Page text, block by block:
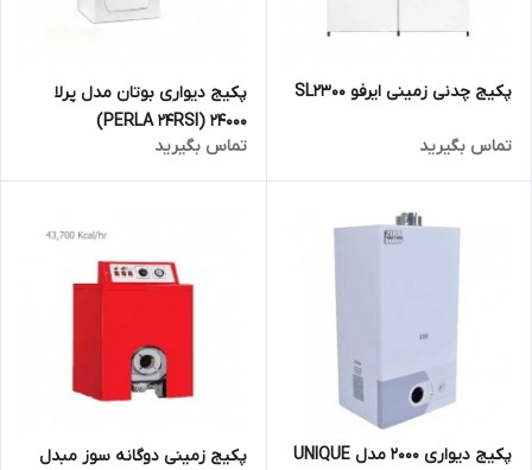
پکیج چدنی زمینی ایرفو SL2300
تماس بگیرید
پکیج دیواری بوتان مدل پرلا
24000 (PERLA 24RSI)
تماس بگیرید
پکیج دیواری 2000 مدل UNIQUE
پکیج زمینی دوگانه سوز مبدل